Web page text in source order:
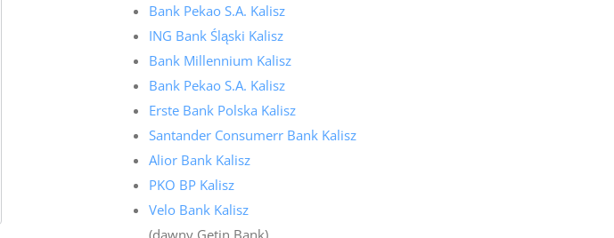
Bank Pekao S.A. Kalisz
ING Bank Śląski Kalisz
Bank Millennium Kalisz
Bank Pekao S.A. Kalisz
Erste Bank Polska Kalisz
Santander Consumerr Bank Kalisz
Alior Bank Kalisz
PKO BP Kalisz
Velo Bank Kalisz
(dawny Getin Bank)